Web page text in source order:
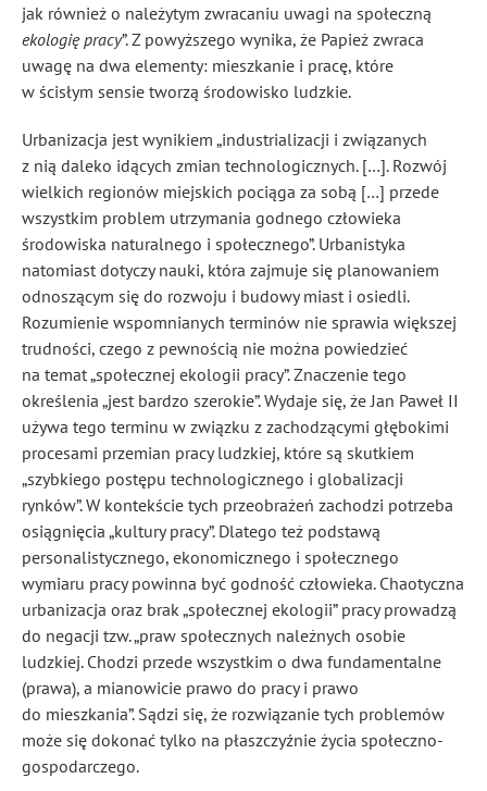
jak również o należytym zwracaniu uwagi na społeczną
ekologię pracy”. Z powyższego wynika, że Papież zwraca
uwagę na dwa elementy: mieszkanie i pracę, które
w ścisłym sensie tworzą środowisko ludzkie.
Urbanizacja jest wynikiem „industrializacji i związanych
z nią daleko idących zmian technologicznych. […]. Rozwój
wielkich regionów miejskich pociąga za sobą […] przede
wszystkim problem utrzymania godnego człowieka
środowiska naturalnego i społecznego”. Urbanistyka
natomiast dotyczy nauki, która zajmuje się planowaniem
odnoszącym się do rozwoju i budowy miast i osiedli.
Rozumienie wspomnianych terminów nie sprawia większej
trudności, czego z pewnością nie można powiedzieć
na temat „społecznej ekologii pracy”. Znaczenie tego
określenia „jest bardzo szerokie”. Wydaje się, że Jan Paweł II
używa tego terminu w związku z zachodzącymi głębokimi
procesami przemian pracy ludzkiej, które są skutkiem
„szybkiego postępu technologicznego i globalizacji
rynków”. W kontekście tych przeobrażeń zachodzi potrzeba
osiągnięcia „kultury pracy”. Dlatego też podstawą
personalistycznego, ekonomicznego i społecznego
wymiaru pracy powinna być godność człowieka. Chaotyczna
urbanizacja oraz brak „społecznej ekologii” pracy prowadzą
do negacji tzw. „praw społecznych należnych osobie
ludzkiej. Chodzi przede wszystkim o dwa fundamentalne
(prawa), a mianowicie prawo do pracy i prawo
do mieszkania”. Sądzi się, że rozwiązanie tych problemów
może się dokonać tylko na płaszczyźnie życia społeczno-
gospodarczego.